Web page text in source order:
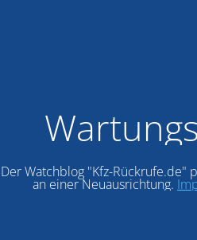
Der Watchblog "Kfz-Rückrufe.de"
an einer Neuausrichtung.